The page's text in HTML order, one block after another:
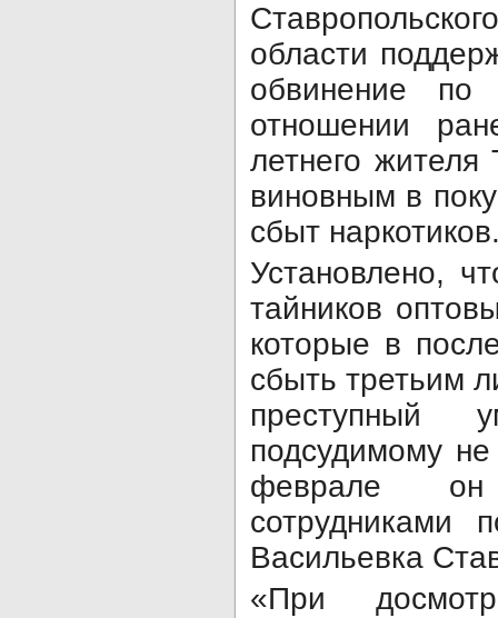
области
обвинение по
отношении
летнего жителя
виновным в
сбыт
Установлено,
тайников
которые в
сбыть третьим
преступный
подсудимому
феврале
сотрудниками
Васильевка
«При